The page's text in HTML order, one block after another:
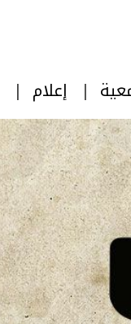
إعلام